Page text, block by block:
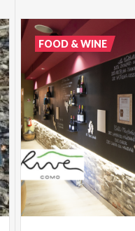
FOOD & WINE